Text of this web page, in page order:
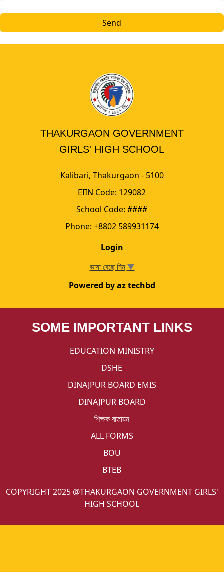
Send
THAKURGAON GOVERNMENT
GIRLS' HIGH SCHOOL
Kalibari, Thakurgaon - 5100
EIIN Code: 129082
School Code: ####
Phone: +8802 589931174
Login
ভাষা বেছে নিন ▼
Powered by az techbd
SOME IMPORTANT LINKS
EDUCATION MINISTRY
DSHE
DINAJPUR BOARD EMIS
DINAJPUR BOARD
শিক্ষক বাতায়ন
ALL FORMS
BOU
BTEB
COPYRIGHT 2025 @THAKURGAON GOVERNMENT GIRLS'
HIGH SCHOOL